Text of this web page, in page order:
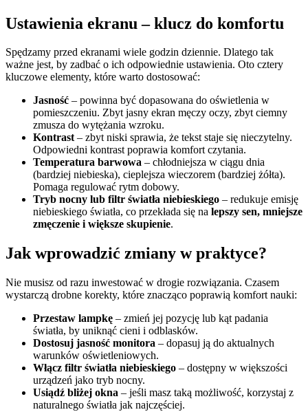
Ustawienia ekranu – klucz do komfortu
Spędzamy przed ekranami wiele godzin dziennie. Dlatego tak
ważne jest, by zadbać o ich odpowiednie ustawienia. Oto cztery
kluczowe elementy, które warto dostosować:
Jasność – powinna być dopasowana do oświetlenia w
pomieszczeniu. Zbyt jasny ekran męczy oczy, zbyt ciemny
zmusza do wytężania wzroku.
Kontrast– zbyt niski sprawia, że tekst staje się nieczytelny.
Odpowiedni kontrast poprawia komfort czytania.
Temperatura barwowa – chłodniejsza w ciągu dnia
(bardziej niebieska), cieplejsza wieczorem (bardziej żółta).
Pomaga regulować rytm dobowy.
Tryb nocny lub filtr światła niebieskiego – redukuje emisję
niebieskiego światła, co przekłada się na lepszy sen, mniejsze
zmęczenie i większe skupienie.
Jak wprowadzić zmiany w praktyce?
Nie musisz od razu inwestować w drogie rozwiązania. Czasem
wystarczą drobne korekty, które znacząco poprawią komfort nauki:
Przestaw lampkę – zmień jej pozycję lub kąt padania
światła, by uniknąć cieni i odblasków.
Dostosuj jasność monitora – dopasuj ją do aktualnych
warunków oświetleniowych.
Włącz filtr światła niebieskiego – dostępny w większości
urządzeń jako tryb nocny.
Usiądź bliżej okna – jeśli masz taką możliwość, korzystaj z
naturalnego światła jak najczęściej.